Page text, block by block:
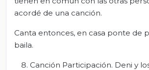
acordé de una canción.
Canta entonces, en casa ponte de
baila.
Canción Participación. Deni y